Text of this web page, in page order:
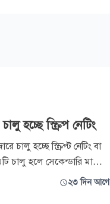
হচ্ছে স্ক্রিপ নেটিং
চালু হচ্ছে স্ক্রিপ্ট নেটিং বা
চালু হলে সেকেন্ডারি মার্কেটে
দিনে নির্দিষ্ট কোম্পানির
২৩ দিন আগে